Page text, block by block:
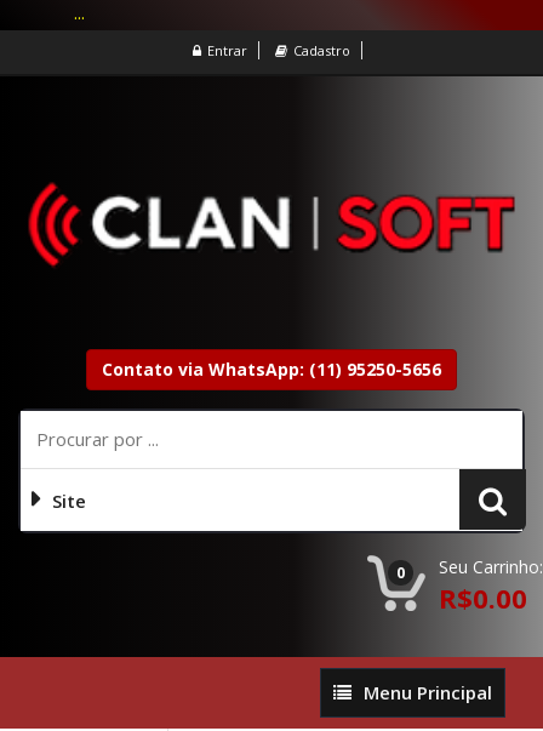
Entrar Cadastro
Contato via WhatsApp: (11) 95250-5656
Site
0 Seu Carrinho:
R$0.00
Menu
Principal
Menu Principal